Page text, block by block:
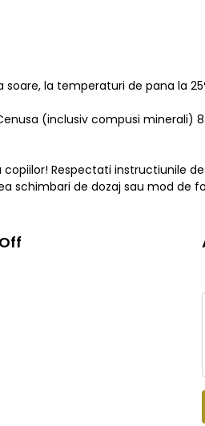
la temperaturi de pana la
(inclusiv compusi minerali)
copiilor! Respectati
schimbari de dozaj sau mod de